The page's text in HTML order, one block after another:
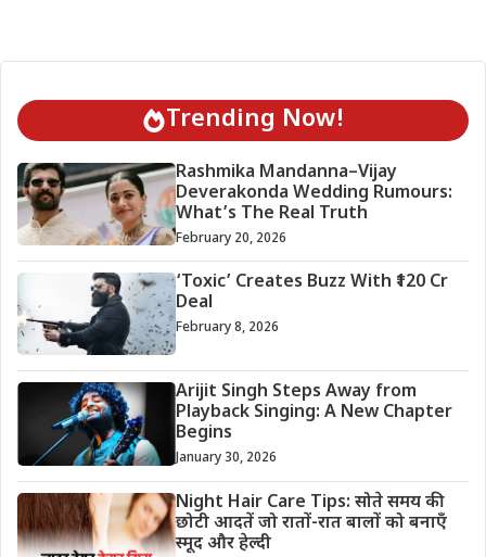
Trending Now!
Rashmika Mandanna–Vijay
Deverakonda Wedding Rumours:
What’s The Real Truth
February 20, 2026
‘Toxic’ Creates Buzz With ₹120 Cr
Deal
February 8, 2026
Arijit Singh Steps Away from
Playback Singing: A New Chapter
Begins
January 30, 2026
Night Hair Care Tips: सोते समय की
छोटी आदतें जो रातों-रात बालों को बनाएँ
स्मूद और हेल्दी